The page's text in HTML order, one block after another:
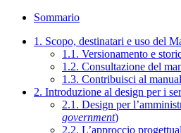
Sommario
1. Scopo, destinatari e uso del
1.1. Versionamento e
1.2. Consultazione del
1.3. Contribuisci al
2. Introduzione al design per i
2.1. Design per
government)
2.2. L’approccio